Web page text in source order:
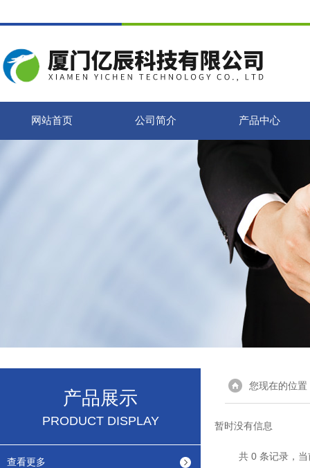
网站首页 公司简介 产品中心
产品展示
PRODUCT DISPLAY
查看更多
您现在的位置
暂时没有信息
共 0 条记录，